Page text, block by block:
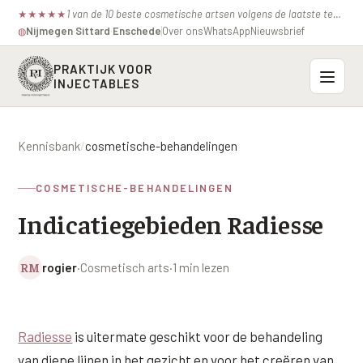
★ ★ ★ ★ ★ 1 van de 10 beste cosmetische artsen volgens de laatste test van de consumentenbond.
◍Nijmegen·Sittard·EnschedeOver onsWhatsAppNieuwsbrief
PRAKTIJK VOOR
INJECTABLES
Voorhoofdsrimpels
Fronsrimpel
Wenkbrauwen
Hangende oogleden
Botox / anti-rimpel
Bocouture
Belotero
Profielen
Hangende Huid Profiel
Structuur Verlies Profiel
Prijzen
Kennisbank/cosmetische-behandelingen
COSMETISCHE-BEHANDELINGEN
Indicatiegebieden Radiesse
RM rogier·Cosmetisch arts·1 min lezen
Radiesse is uitermate geschikt voor de behandeling
van diepe lijnen in het gezicht en voor het creëren van